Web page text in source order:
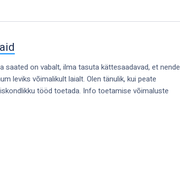
saated on vabalt, ilma tasuta kättesaadavad, et nende
leviks võimalikult laialt. Olen tänulik, kui peate
tööd toetada. Info toetamise võimaluste